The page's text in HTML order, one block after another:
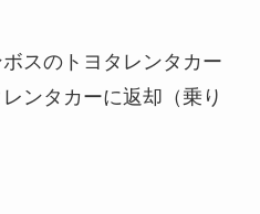
スのトヨタレンタカー
ンタカーに返却（乗り